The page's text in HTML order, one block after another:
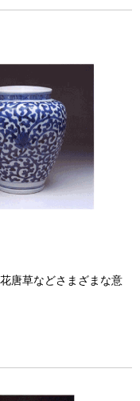
唐草などさまざまな意